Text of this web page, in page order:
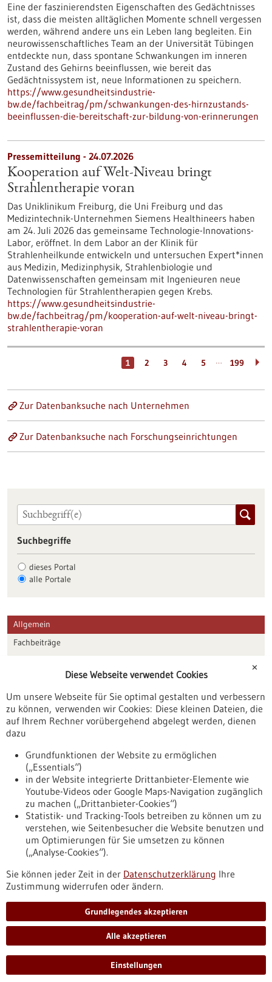
Eine der faszinierendsten Eigenschaften des Gedächtnisses
ist, dass die meisten alltäglichen Momente schnell vergessen
werden, während andere uns ein Leben lang begleiten. Ein
neurowissenschaftliches Team an der Universität Tübingen
entdeckte nun, dass spontane Schwankungen im inneren
Zustand des Gehirns beeinflussen, wie bereit das
Gedächtnissystem ist, neue Informationen zu speichern.
https://www.gesundheitsindustrie-
bw.de/fachbeitrag/pm/schwankungen-des-hirnzustands-
beeinflussen-die-bereitschaft-zur-bildung-von-erinnerungen
Pressemitteilung - 24.07.2026
Kooperation auf Welt-Niveau bringt
Strahlentherapie voran
Das Uniklinikum Freiburg, die Uni Freiburg und das
Medizintechnik-Unternehmen Siemens Healthineers haben
am 24. Juli 2026 das gemeinsame Technologie-Innovations-
Labor, eröffnet. In dem Labor an der Klinik für
Strahlenheilkunde entwickeln und untersuchen Expert*innen
aus Medizin, Medizinphysik, Strahlenbiologie und
Datenwissenschaften gemeinsam mit Ingenieuren neue
Technologien für Strahlentherapien gegen Krebs.
https://www.gesundheitsindustrie-
bw.de/fachbeitrag/pm/kooperation-auf-welt-niveau-bringt-
strahlentherapie-voran
1 2 3 4 5 … 199
Zur Datenbanksuche nach Unternehmen
Zur Datenbanksuche nach Forschungseinrichtungen
Suchbegriffe
dieses Portal
alle Portale
Allgemein
Fachbeiträge
Veranstaltungen
Erscheinungsdatum
Nach oben
Informiert bleiben
Newsletter abonnieren
✕
Diese Webseite verwendet Cookies
Um unsere Webseite für Sie optimal gestalten und verbessern
zu können, verwenden wir Cookies: Diese kleinen Dateien, die
auf Ihrem Rechner vorübergehend abgelegt werden, dienen
dazu
Grundfunktionen der Website zu ermöglichen
(„Essentials“)
in der Website integrierte Drittanbieter-Elemente wie
Youtube-Videos oder Google Maps-Navigation zugänglich
zu machen („Drittanbieter-Cookies“)
Statistik- und Tracking-Tools betreiben zu können um zu
verstehen, wie Seitenbesucher die Website benutzen und
um Optimierungen für Sie umsetzen zu können
(„Analyse-Cookies“).
Sie können jeder Zeit in der Datenschutzerklärung Ihre
Zustimmung widerrufen oder ändern.
Grundlegendes akzeptieren
Alle akzeptieren
Einstellungen